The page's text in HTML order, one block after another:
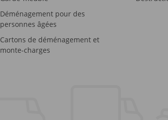
Déménagement pour des
personnes âgées
Cartons de déménagement et
monte-charges